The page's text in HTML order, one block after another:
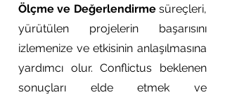
Ölçme ve Değerlendirmesüreçleri,
yürütülen projelerin başarısını
izlemenize ve etkisinin anlaşılmasına
yardımcı olur. Conflictus beklenen
sonuçları elde etmek ve